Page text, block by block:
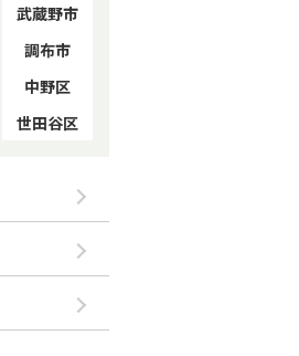
武蔵野市
調布市
中野区
世田谷区